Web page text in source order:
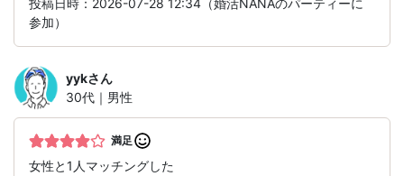
投稿日時：2026-07-28 12:34（婚活NANAのパーティーに
参加）
yykさん
30代｜男性
満足
女性と1人マッチングした